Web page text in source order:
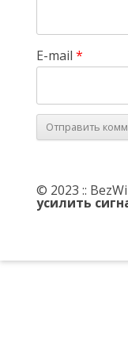
E-mail *
© 2023 ::
усилить